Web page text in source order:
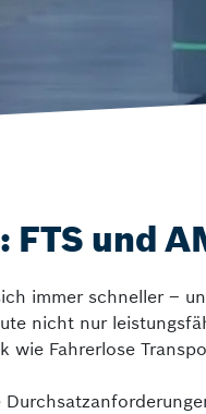
und
immer schneller –
nicht nur
Fahrerlose